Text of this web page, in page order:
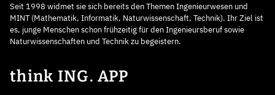
Seit 1998 widmet sie sich bereits den Themen Ingenieurwesen und
MINT (Mathematik, Informatik, Naturwissenschaft, Technik). Ihr Ziel ist
es, junge Menschen schon frühzeitig für den Ingenieursberuf sowie
Naturwissenschaften und Technik zu begeistern.
think ING. APP